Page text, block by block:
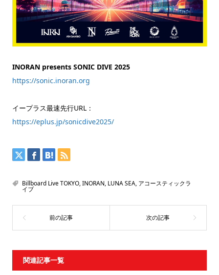
INORAN presents SONIC DIVE 2025
https://sonic.inoran.org
イープラス最速先行URL：
https://eplus.jp/sonicdive2025/
Billboard Live TOKYO,INORAN, LUNA SEA, アコースティックラ
イブ
関連記事一覧